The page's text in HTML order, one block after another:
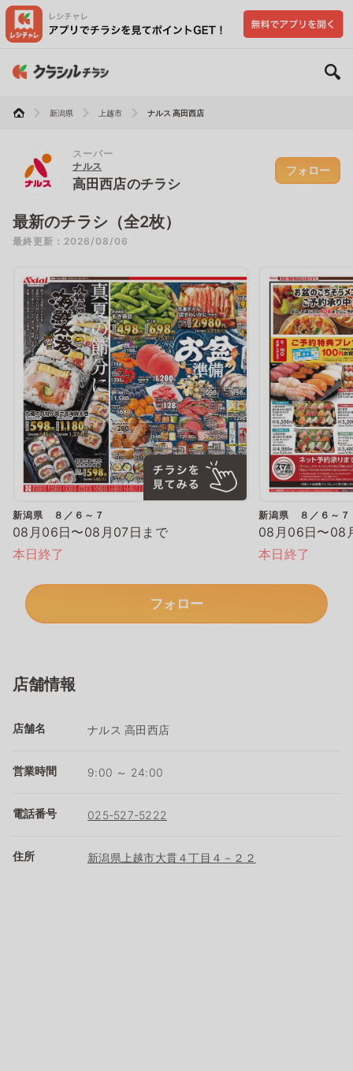
新潟県 上越市 ナルス 高田西店
スーパー
ナルス
高田西店のチラシ
フォロー
最新のチラシ（全2枚）
最終更新：2026/08/06
新潟県 ８／６～７
08月06日〜08月07日まで
本日終了
新潟県 ８／６～７
08月06日〜08
本日終了
フォロー
店舗情報
店舗名 ナルス 高田西店
営業時間 9:00 ～ 24:00
電話番号 025-527-5222
住所 新潟県上越市大貫４丁目４－２２